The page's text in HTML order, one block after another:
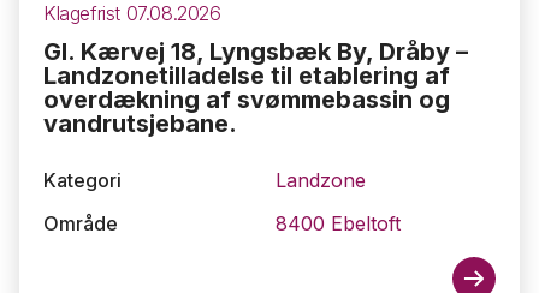
Klagefrist 07.08.2026
Gl. Kærvej 18, Lyngsbæk By, Dråby –
Landzonetilladelse til etablering af
overdækning af svømmebassin og
vandrutsjebane.
Kategori
Landzone
Område
8400 Ebeltoft